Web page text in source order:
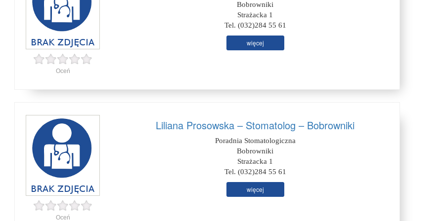
Oceń
Bobrowniki
Strażacka 1
Tel. (032)284 55 61
więcej
Oceń
Liliana Prosowska – Stomatolog – Bobrowniki
Poradnia Stomatologiczna
Bobrowniki
Strażacka 1
Tel. (032)284 55 61
więcej